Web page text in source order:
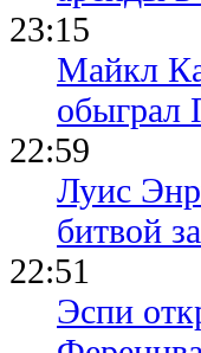
23:15
Майкл
22:59
Луис
битвой
22:51
Эспи